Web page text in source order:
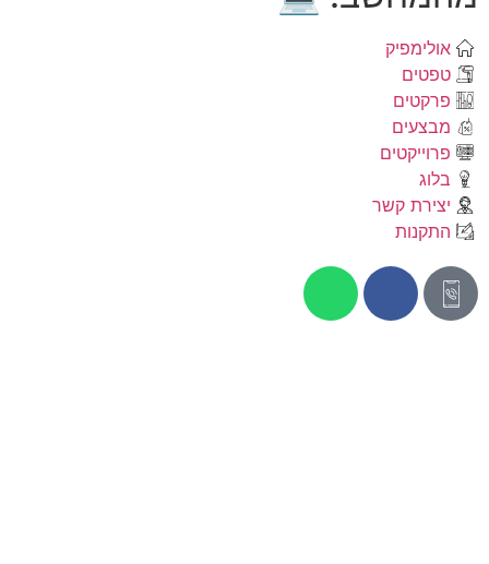
אולימפיק
טפטים
פרקטים
מבצעים
פרוייקטים
בלוג
יצירת קשר
התקנות